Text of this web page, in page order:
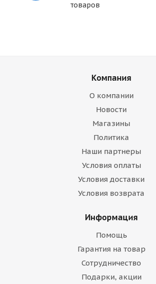
товаров
Компания
О компании
Новости
Магазины
Политика
Наши партнеры
Условия оплаты
Условия доставки
Условия возврата
Информация
Помощь
Гарантия на товар
Сотрудничество
Подарки, акции